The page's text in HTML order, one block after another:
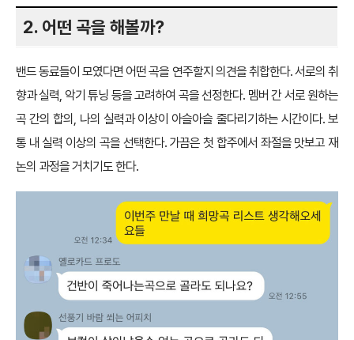
2. 어떤 곡을 해볼까?
밴드 동료들이 모였다면 어떤 곡을 연주할지 의견을 취합한다. 서로의 취
향과 실력, 악기 튜닝 등을 고려하여 곡을 선정한다. 멤버 간 서로 원하는
곡 간의 합의, 나의 실력과 이상이 아슬아슬 줄다리기하는 시간이다. 보
통 내 실력 이상의 곡을 선택한다. 가끔은 첫 합주에서 좌절을 맛보고 재
논의 과정을 거치기도 한다.